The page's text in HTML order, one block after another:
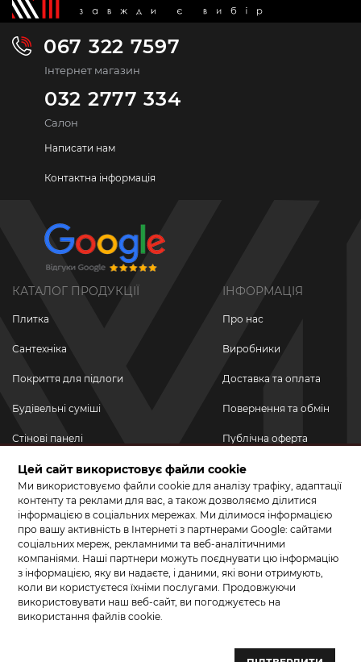
067 322 7597
Інтернет магазин
032 2777 334
Салон
Написати нам
Контактна інформація
КАТАЛОГ ПРОДУКЦІЇ
Плитка
Сантехніка
Покриття для підлоги
Будівельні суміші
Стінові панелі
Новинки
Акційні товари
Акції/Знижки
ІНФОРМАЦІЯ
Про нас
Виробники
Доставка та оплата
Повернення та обмін
Публічна оферта
Політика
конфіденційності
ПРИЄДНУЙТЕСЬ ДО НАС У СОЦМЕРЕЖАХ
Цей сайт використовує файли cookie
Ми використовуємо файли cookie для аналізу трафіку, адаптації
контенту та реклами для вас, а також дозволяємо ділитися
інформацією в соціальних мережах. Ми ділимося інформацією
про вашу активність в Інтернеті з партнерами Google: сайтами
соціальних мереж, рекламними та веб-аналітичними
компаніями. Наші партнери можуть поєднувати цю інформацію
з інформацією, яку ви надаєте, і даними, які вони отримують,
коли ви користуєтеся їхніми послугами. Продовжуючи
використовувати наш веб-сайт, ви погоджуєтесь на
використання файлів cookie.